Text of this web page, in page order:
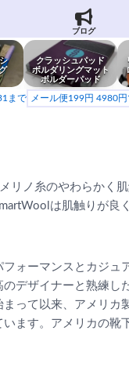
ブログ
クラッシュパッド
ボルダリングマット
ボルダーパッド
まで メール便199円 4980
メリノ糸のやわらかく
は肌触りが良
フォーマンスとカジュ
のデザイナーと熟練し
まって以来、アメリカ
います。アメリカの靴